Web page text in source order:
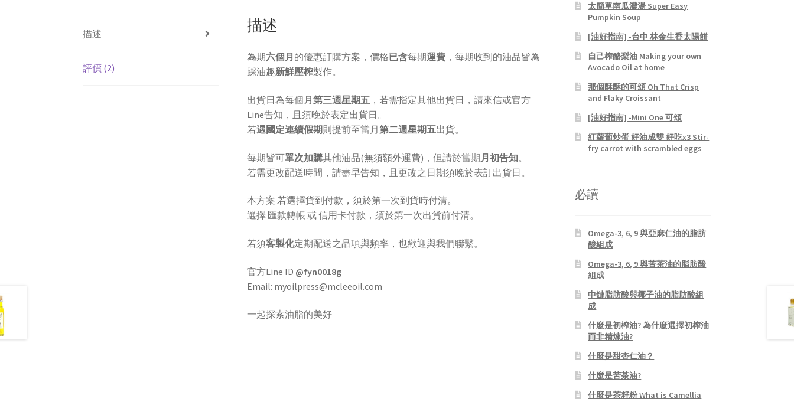
數
量
描述
評價 (2)
描述
為期六個月 的優惠訂購方案，價格已含每期運費，每期收到的油品皆為
踩油趣新鮮壓榨製作。
出貨日為每個月第三週星期五，若需指定其他出貨日，請來信或官方
Line告知，且須晚於表定出貨日。
若遇國定連續假期則提前至當月第二週星期五出貨。
每期皆可單次加購其他油品(無須額外運費)，但請於當期 月初告知。
若需更改配送時間，請盡早告知，且更改之日期須晚於表訂出貨日。
本方案 若選擇貨到付款，須於第一次到貨時付清。
選擇 匯款轉帳 或 信用卡付款，須於第一次出貨前付清。
若須客製化定期配送之品項與頻率，也歡迎與我們聯繫。
官方Line ID @fyn0018g
Email: myoilpress@mcleeoil.com
一起探索油脂的美好
太簡單南瓜濃湯 Super Easy
Pumpkin Soup
[油好指南] -台中 林金生香太陽餅
自己榨酪梨油 Making your own
Avocado Oil at home
那個酥酥的可頌 Oh That Crisp
and Flaky Croissant
[油好指南] -Mini One 可頌
紅蘿蔔炒蛋 好油成雙 好吃x3 Stir-
fry carrot with scrambled eggs
必讀
Omega-3, 6, 9 與亞麻仁油的脂肪
酸組成
Omega-3, 6, 9 與苦茶油的脂肪酸
組成
中鏈脂肪酸與椰子油的脂肪酸組
成
什麼是初榨油? 為什麼選擇初榨油
而非精煉油?
什麼是甜杏仁油？
什麼是苦茶油?
什麼是茶籽粉 What is Camellia